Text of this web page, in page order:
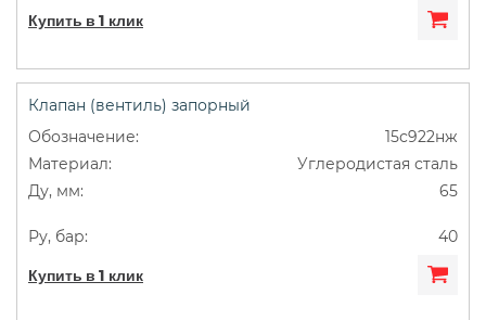
Купить в 1 клик
Клапан (вентиль) запорный
15с922нж
Углеродистая сталь
65
40
Купить в 1 клик